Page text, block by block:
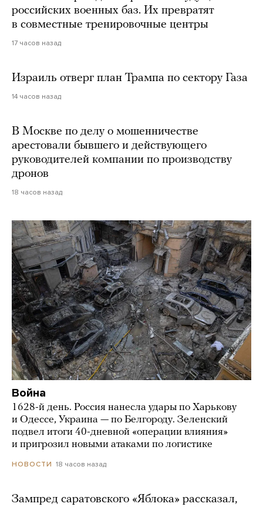
российских военных баз. Их превратят
в совместные тренировочные центры
17 часов назад
Израиль отверг план Трампа по сектору Газа
14 часов назад
В Москве по делу о мошенничестве
арестовали бывшего и действующего
руководителей компании по производству
дронов
18 часов назад
Война
1628-й день. Россия нанесла удары по Харькову
и Одессе, Украина — по Белгороду. Зеленский
подвел итоги 40-дневной «операции влияния»
и пригрозил новыми атаками по логистике
НОВОСТИ 18 часов назад
Зампред саратовского «Яблока» рассказал,